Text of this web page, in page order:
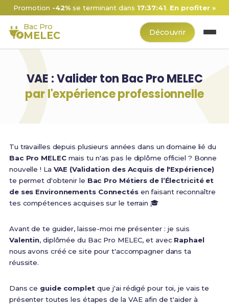
Promotion -42%se terminant dans 17:37:40 .En profiter »
Bac Pro
MELEC Découvrir
VAE : Valider ton Bac Pro MELEC
par l'expérience professionnelle
Tu travailles depuis plusieurs années dans un domaine lié du
Bac Pro MELECmais tu n'as pas le diplôme officiel ? Bonne
nouvelle ! La VAE (Validation des Acquis de l'Expérience)
te permet d'obtenir le Bac Pro Métiers de l’Électricité et
de ses Environnements Connectésen faisant reconnaître
tes compétences acquises sur le terrain 🎓
Avant de te guider, laisse-moi me présenter : je suis
Valentin, diplômée du Bac Pro MELEC, et avec Raphael
nous avons créé ce site pour t'accompagner dans ta
réussite.
Dans ce guide complet que j'ai rédigé pour toi, je vais te
présenter toutes les étapes de la VAE afin de t'aider à